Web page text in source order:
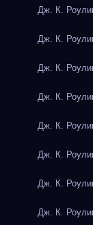
Дж. К.
Дж. К.
Дж. К.
Дж. К.
Дж. К.
Дж. К.
Дж. К.
Дж. К.